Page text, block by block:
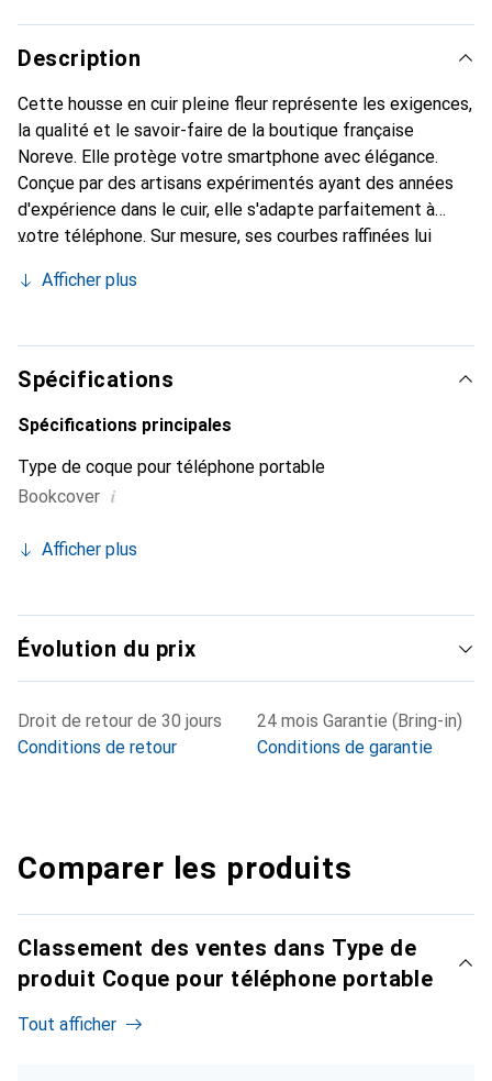
Description
Cette housse en cuir pleine fleur représente les exigences,
la qualité et le savoir-faire de la boutique française
Noreve. Elle protège votre smartphone avec élégance.
Conçue par des artisans expérimentés ayant des années
d'expérience dans le cuir, elle s'adapte parfaitement à
votre téléphone. Sur mesure, ses courbes raffinées lui
l'accessoire chic et indispensable pour votre smartphone.
haute qualité, la marque Noreve est un choix fiable pour
une clientèle exigeante.
Afficher plus
Spécifications
Spécifications principales
Type de coque pour téléphone portable
Bookcover i
Afficher plus
Évolution du prix
Droit de retour de 30 jours
Conditions de retour
24 mois Garantie (Bring-in)
Conditions de garantie
Comparer les produits
Classement des ventes dans Type de
produit Coque pour téléphone portable
Tout afficher